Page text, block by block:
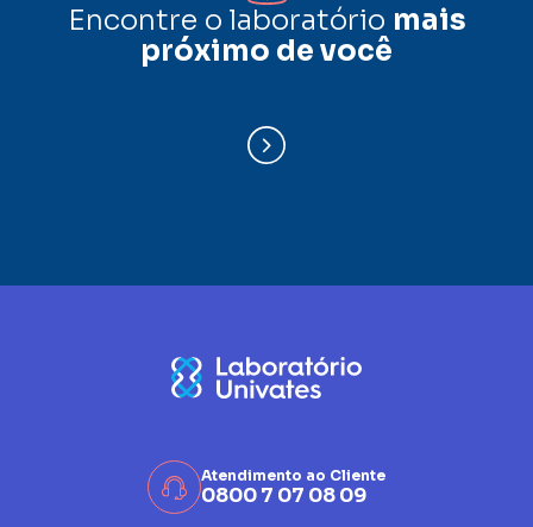
Encontre o laboratório mais
próximo de você
Atendimento ao Cliente
0800 7 07 08 09